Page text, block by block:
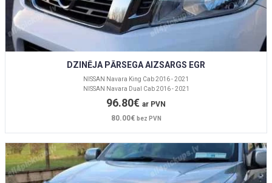
DZINĒJA PĀRSEGA AIZSARGS EGR
NISSAN Navara King Cab 2016 - 2021
NISSAN Navara Dual Cab 2016 - 2021
96.80€ ar PVN
80.00€ bez PVN